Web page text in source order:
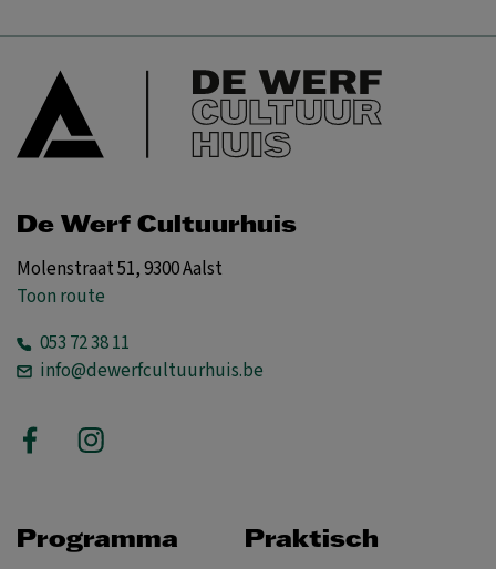
De Werf Cultuurhuis
Molenstraat 51, 9300 Aalst
Toon route
053 72 38 11
info@dewerfcultuurhuis.be
Programma Praktisch